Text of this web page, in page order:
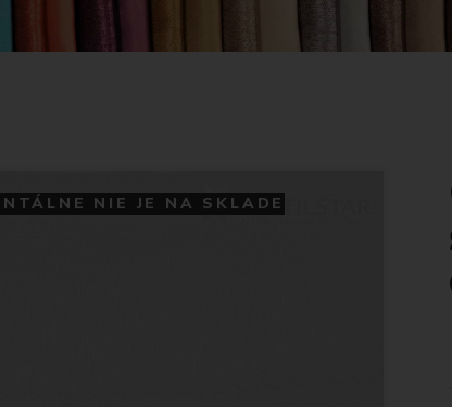
NIE JE NA SKLADE